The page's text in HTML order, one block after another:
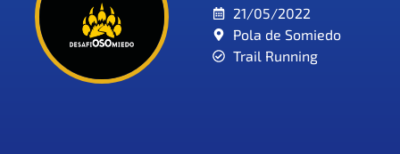
21/05/2022
Pola de Somiedo
Trail Running